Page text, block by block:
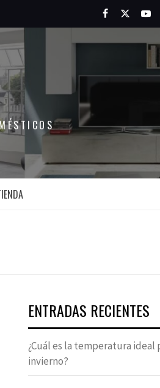
Facebook
Twitter
ENTRADAS RECIENTES
¿Cuál es la temperatura ideal
invierno?